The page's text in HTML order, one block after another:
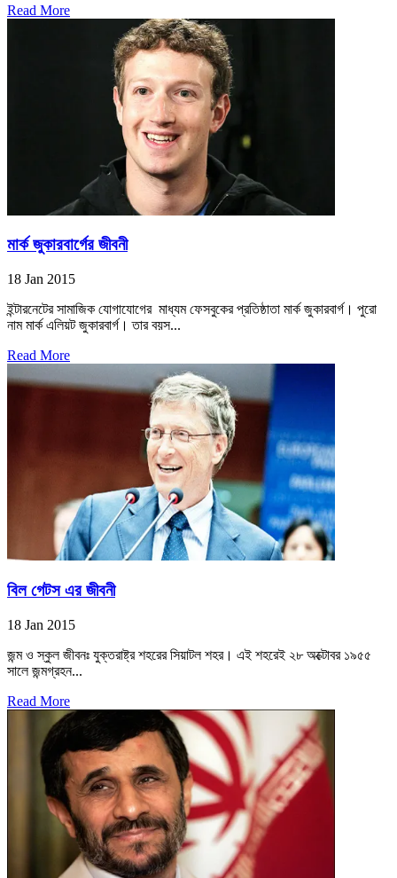
Read More
মার্ক জুকারবার্গের জীবনী
18 Jan 2015
ইন্টারনেটের সামাজিক যোগাযোগের মাধ্যম ফেসবুকের প্রতিষ্ঠাতা মার্ক জুকারবার্গ। পুরো
নাম মার্ক এলিয়ট জুকারবার্গ। তার বয়স...
Read More
বিল গেটস এর জীবনী
18 Jan 2015
জন্ম ও স্কুল জীবনঃ যুক্তরাষ্ট্র শহরের সিয়াটল শহর। এই শহরেই ২৮ অক্টোবর ১৯৫৫
সালে জন্মগ্রহন...
Read More